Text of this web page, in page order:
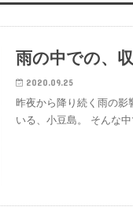
雨の中での、
2020.09.25
昨夜から降り続く雨の影
いる、小豆島。 そんな